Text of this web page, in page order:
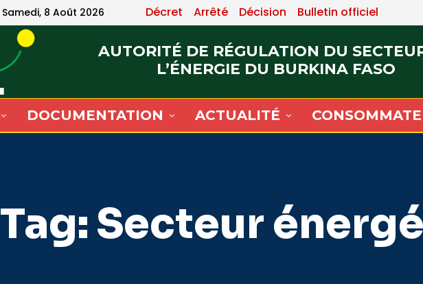
Samedi, 8 Août 2026 Décret Arrêté Décision Bulletin officiel
AUTORITÉ DE RÉGULATION DU
L’ÉNERGIE DU BURKINA FASO
DOCUMENTATION ACTUALITÉ
Tag: Secteur